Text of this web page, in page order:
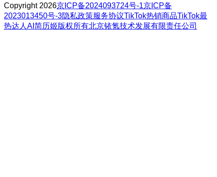
Copyright 2026京ICP备2024093724号-1京ICP备
2023013450号-3隐私政策服务协议TikTok热销商品TikTok最
热达人 AI简历姬版权所有北京铱氪技术发展有限责任公司